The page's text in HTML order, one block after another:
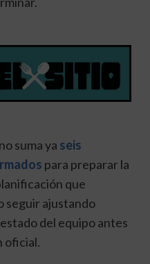
suma ya seis
para preparar la
que
seguir ajustando
del equipo antes
oficial.